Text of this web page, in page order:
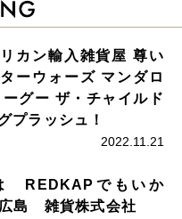
カン輸入雑貨屋 尊い
ーウォーズ マンダロ
ーグー ザ・チャイルド
プラッシュ！
2022.11.21
REDKAPでもいか
雑貨株式会社